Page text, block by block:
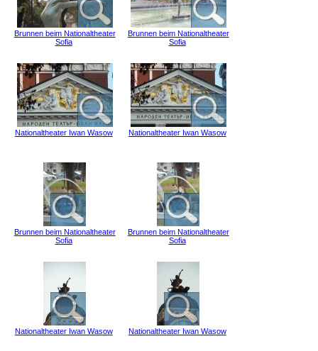
Brunnen beim Nationaltheater
Sofia
Brunnen beim Nationaltheater
Sofia
Nationaltheater Iwan Wasow Nationaltheater Iwan Wasow
Brunnen beim Nationaltheater
Sofia
Brunnen beim Nationaltheater
Sofia
Nationaltheater Iwan Wasow Nationaltheater Iwan Wasow